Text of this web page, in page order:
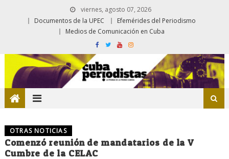
viernes, agosto 07, 2026
Documentos de la UPEC
Efemérides del Periodismo
Medios de Comunicación en Cuba
OTRAS NOTICIAS
Comenzó reunión de mandatarios de la V
Cumbre de la CELAC